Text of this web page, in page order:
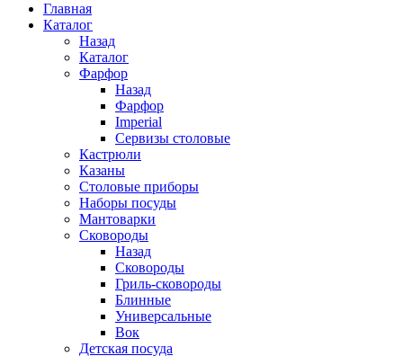
Главная
Каталог
Назад
Каталог
Фарфор
Назад
Фарфор
Imperial
Сервизы столовые
Кастрюли
Казаны
Столовые приборы
Наборы посуды
Мантоварки
Сковороды
Назад
Сковороды
Гриль-сковороды
Блинные
Универсальные
Вок
Детская посуда